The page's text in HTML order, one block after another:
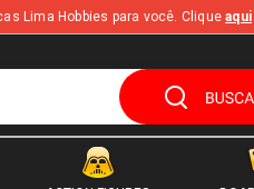
Lima Hobbies para você. Cliqueaqui